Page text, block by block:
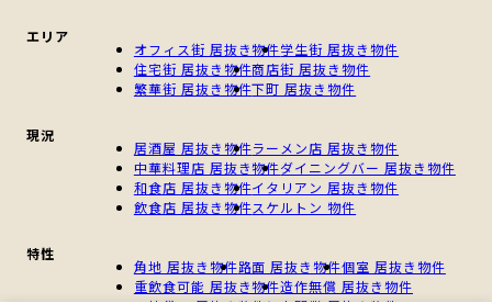
エリア
オフィス街 居抜き物件学生街 居抜き物件
住宅街 居抜き物件商店街 居抜き物件
繁華街 居抜き物件下町 居抜き物件
現況
居酒屋 居抜き物件ラーメン店 居抜き物件
中華料理店 居抜き物件ダイニングバー 居抜き物件
和食店 居抜き物件イタリアン 居抜き物件
飲食店 居抜き物件スケルトン 物件
特性
角地 居抜き物件路面 居抜き物件個室 居抜き物件
重飲食可能 居抜き物件造作無償 居抜き物件